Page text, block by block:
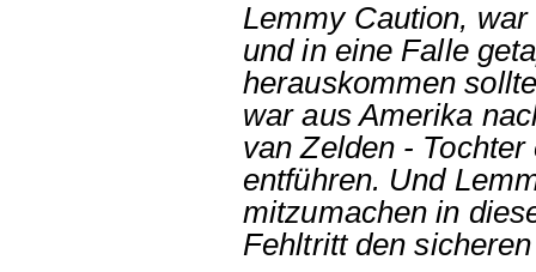
Lemmy Caution,
und in eine Falle
herauskommen
war aus Amerika
van Zelden -
entführen. Und
mitzumachen in
Fehltritt den